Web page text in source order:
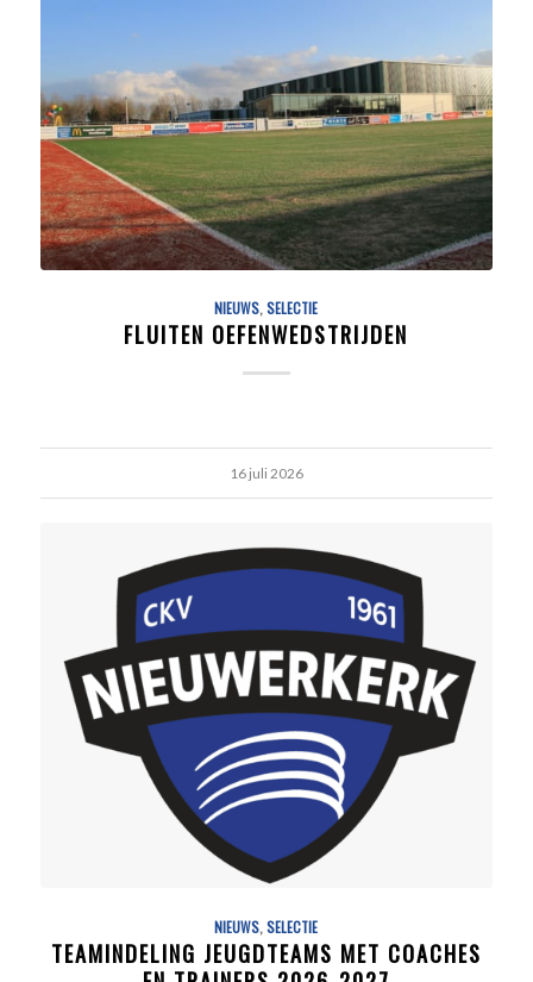
NIEUWS,SELECTIE
FLUITEN OEFENWEDSTRIJDEN
16 juli 2026
NIEUWS,SELECTIE
TEAMINDELING JEUGDTEAMS MET COACHES